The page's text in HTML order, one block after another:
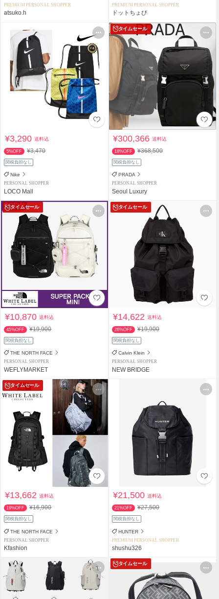
PREMIUM PERSONAL SHOPPER
atsuko.h
PREMIUM PERSONAL SHOPPER
ドットちょび
¥3,290送料込
5%OFF ¥3,470
関税負担なし
Nike
PERSONAL SHOPPER
LOCO Mall
タイムセール
¥300,366送料込
18%OFF ¥368,500
関税負担なし
PRADA
PERSONAL SHOPPER
Seoul Luxury
タイムセール
¥10,870送料込
45%OFF ¥19,900
関税負担なし
THE NORTH FACE
PERSONAL SHOPPER
WEFLYMARKET
タイムセール
¥14,622送料込
26%OFF ¥19,900
関税負担なし
Calvin Klein
PERSONAL SHOPPER
NEW BRIDGE
タイムセール
¥13,662送料込
19%OFF ¥16,900
関税負担なし
THE NORTH FACE
PERSONAL SHOPPER
Kfashion
¥21,500送料込
21%OFF ¥27,500
関税負担なし
HUNTER
PREMIUM PERSONAL SHOPPER
shushu326
タイムセール